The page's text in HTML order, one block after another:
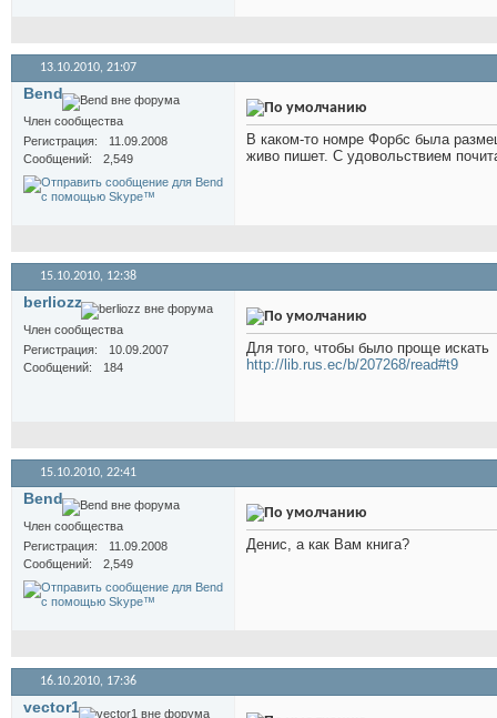
13.10.2010, 21:07
Bend
Член сообщества
Регистрация
11.09.2008
Сообщений
2,549
В каком-то номре Форбс была
живо пишет. С удовольствием
15.10.2010, 12:38
berliozz
Член сообщества
Регистрация
10.09.2007
Сообщений
184
Для того, чтобы было проще искать
http://lib.rus.ec/b/207268/read#t9
15.10.2010, 22:41
Bend
Член сообщества
Регистрация
11.09.2008
Сообщений
2,549
Денис, а как Вам книга?
16.10.2010, 17:36
vector1